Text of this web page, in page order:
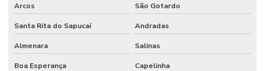
Venda De Conexões Galvanizadas
Venda De Mangote Em São Paulo
Venda De Mangueira Pvc Minas Gerais
Arcos São Gotardo
Santa Rita do Sapucaí Andradas
Almenara Salinas
Boa Esperança Capelinha